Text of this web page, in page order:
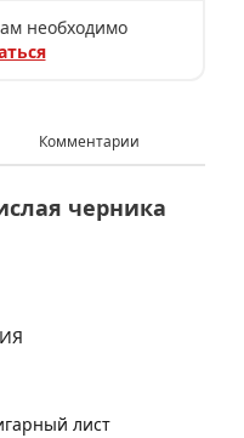
необходимо
Комментарии
черника
лист